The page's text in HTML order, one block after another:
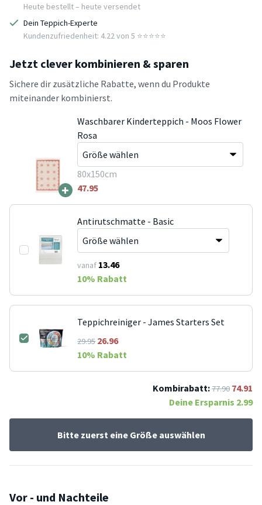
Heute bestellt – heute versendet
Dein Teppich-Experte
Kundenzufriedenheit: 4.22 von 5 ⭐️⭐️⭐️⭐️⭐️
Jetzt clever kombinieren & sparen
Sichere dir zusätzliche Rabatte, wenn du Produkte
miteinander kombinierst.
+
Waschbarer Kinderteppich - Moos Flower
Rosa
80x150cm
47.95
Antirutschmatte - Basic
vanaf 13.46
10% Rabatt
Teppichreiniger - James Starters Set
29.9526.96
10% Rabatt
Kombirabatt:77.90 74.91
Deine Ersparnis 2.99
Bitte zuerst eine Größe auswählen
Vor - und Nachteile